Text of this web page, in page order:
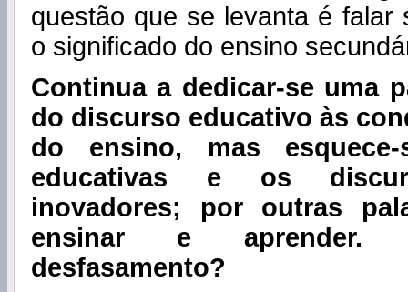
questão que se levanta é falar
o significado do ensino
Continua a dedicar-se uma
do discurso educativo às
do ensino, mas
educativas e os
inovadores; por outras
ensinar e aprender.
desfasamento?